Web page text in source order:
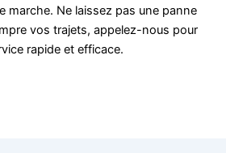
marche. Ne laissez pas une panne
vos trajets, appelez-nous pour
rapide et efficace.